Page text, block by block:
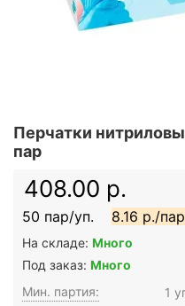
Перчатки
пар
408.00 р.
50 пар/уп. 8.16 р./
На складе: Много
Под заказ: Много
Мин. партия:
1